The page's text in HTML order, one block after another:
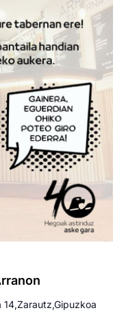
14,Zarautz,Gipuzkoa